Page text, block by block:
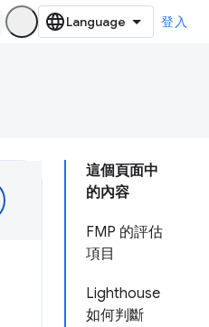
登入
這個頁面中
的內容
FMP 的評估
項目
Lighthouse
如何判斷